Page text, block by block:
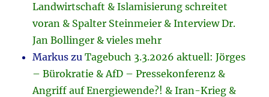
Landwirtschaft & Islamisierung schreitet
voran & Spalter Steinmeier & Interview Dr.
Jan Bollinger & vieles mehr
Markus zuTagebuch 3.3.2026 aktuell: Jörges
– Bürokratie & AfD – Pressekonferenz &
Angriff auf Energiewende?! & Iran-Krieg &